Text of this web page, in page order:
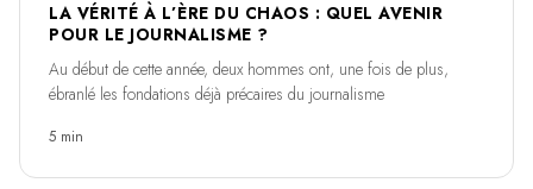
LA VÉRITÉ À L’ÈRE DU CHAOS : QUEL AVENIR
POUR LE JOURNALISME ?
Au début de cette année, deux hommes ont, une fois de plus,
ébranlé les fondations déjà précaires du journalisme
5 min